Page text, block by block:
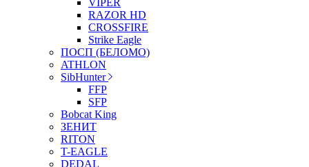
VIPER
RAZOR HD
CROSSFIRE
Strike Eagle
ПОСП (БЕЛОМО)
ATHLON
SibHunter
FFP
SFP
Bobcat King
ЗЕНИТ
RITON
T-EAGLE
DEDAL